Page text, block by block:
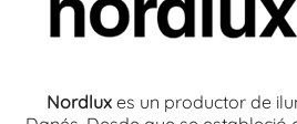
Nordlux es un productor de